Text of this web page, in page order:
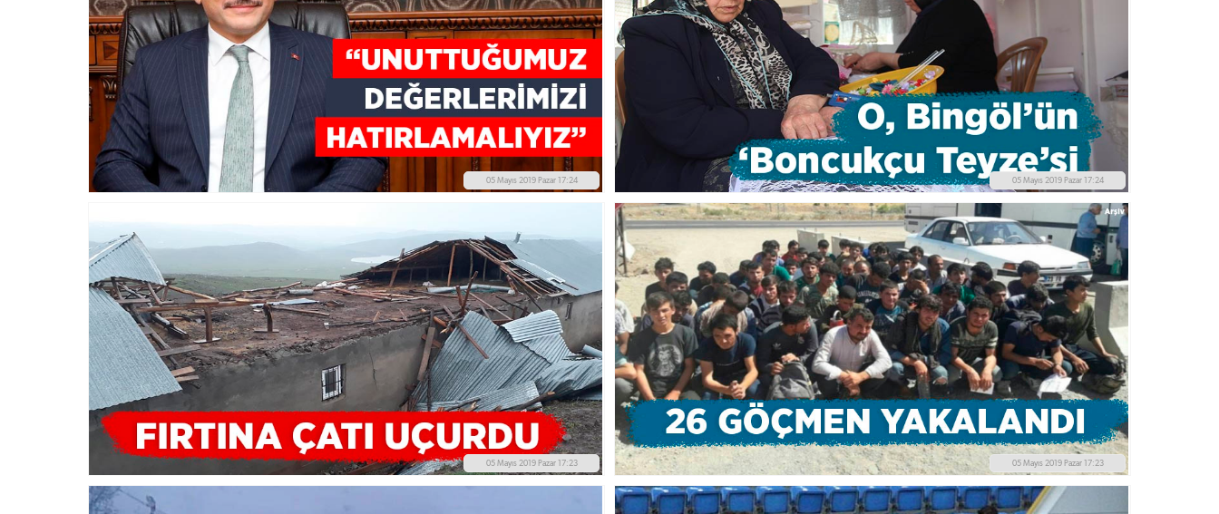
05 Mayıs 2019 Pazar 17:24 05 Mayıs 2019 Pazar 17:24
05 Mayıs 2019 Pazar 17:23 05 Mayıs 2019 Pazar 17:23